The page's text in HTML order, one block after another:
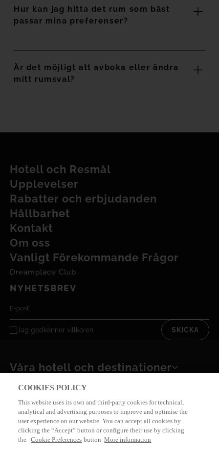
Hur kan jag hitta det rum som bäst
passar mina preferenser?
Är det möjligt att avboka eller ändra
mitt rumsval?
Hotell och Resmål
Upplevelser
Rabatter och erbjudanden
Hållbarhet
Kontakt
Om oss
Vanligt Förekommande Frågor
Dreamplace Club
NYHETSBREV
Jag godkänner villkoren SKICKA
Våra hotell och destinationer
Rättsligt meddelande
Bokningsvillkor
Juridisk grund för
undersökningen
byeMascaró
COOKIES POLICY
This website uses its own and third-party cookies for technical,
analytical and advertising purposes to improve and optimise the
user experience on our website. You can accept all cookies by
clicking the “Accept” button or configure their use by clicking
the
Cookie Preferences button More information